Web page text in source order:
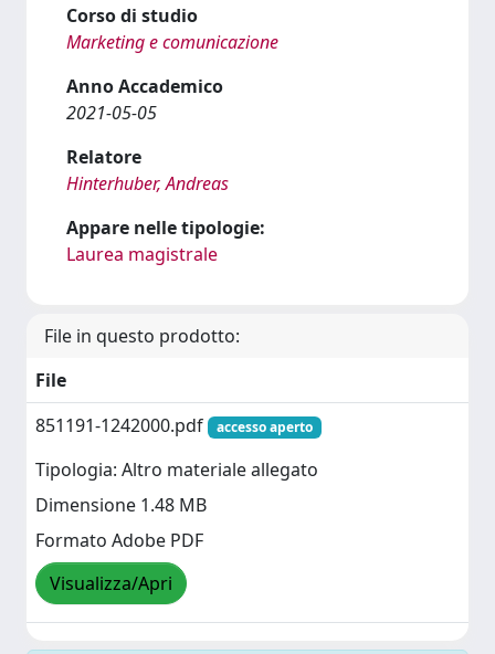
Corso di studio
Marketing e comunicazione
Anno Accademico
2021-05-05
Relatore
Hinterhuber, Andreas
Appare nelle tipologie:
Laurea magistrale
File in questo prodotto:
File
851191-1242000.pdf
accesso aperto
Tipologia: Altro materiale allegato
Dimensione 1.48 MB
Formato Adobe PDF
Visualizza/Apri